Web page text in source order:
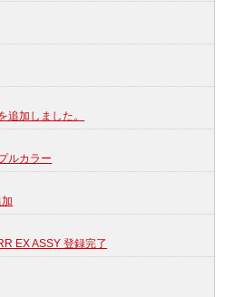
追加しました。
ルカラー
EX ASSY 登録完了